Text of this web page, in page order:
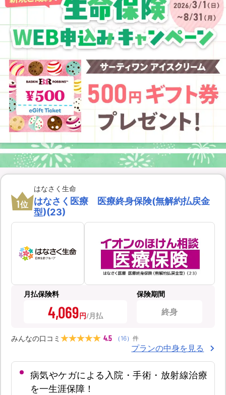
1位
はなさく生命
はなさく医療 医療終身保険(無解約払戻金
型)(23)
月払保険料
4,069円
保険期間
終身
みんなの口コミ 4.5 （ 16） 件
プランの中身を見る
病気やケガによる入院・手術・放射線治療
を一生涯保障！